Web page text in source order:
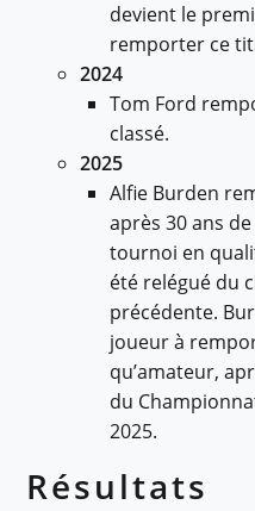
devient le
remporter ce
2024
Tom Ford
classé.
2025
Alfie Burden
après 30 ans
tournoi en
été relégué du
précédente.
joueur à
qu’amateur,
du
2025.
Résultats